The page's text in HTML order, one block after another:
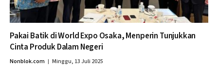
Pakai Batik di World Expo Osaka, Menperin Tunjukkan
Cinta Produk Dalam Negeri
Nonblok.com Minggu, 13 Juli 2025